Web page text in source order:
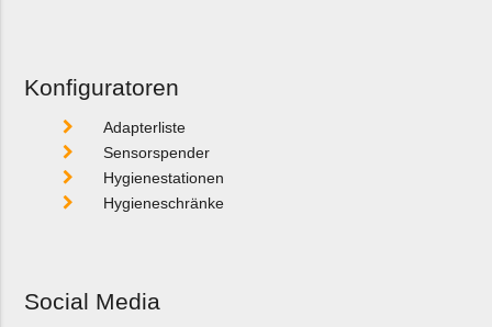
Konfiguratoren
Adapterliste
Sensorspender
Hygienestationen
Hygieneschränke
Social Media